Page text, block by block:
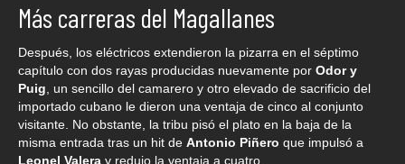
Más carreras del Magallanes
Después, los eléctricos extendieron la pizarra en el séptimo
capítulo con dos rayas producidas nuevamente por Odor y
Puig , un sencillo del camarero y otro elevado de sacrificio del
importado cubano le dieron una ventaja de cinco al conjunto
visitante. No obstante, la tribu pisó el plato en la baja de la
misma entrada tras un hit de Antonio Piñero que impulsó a
Leonel Valera y redujo la ventaja a cuatro.